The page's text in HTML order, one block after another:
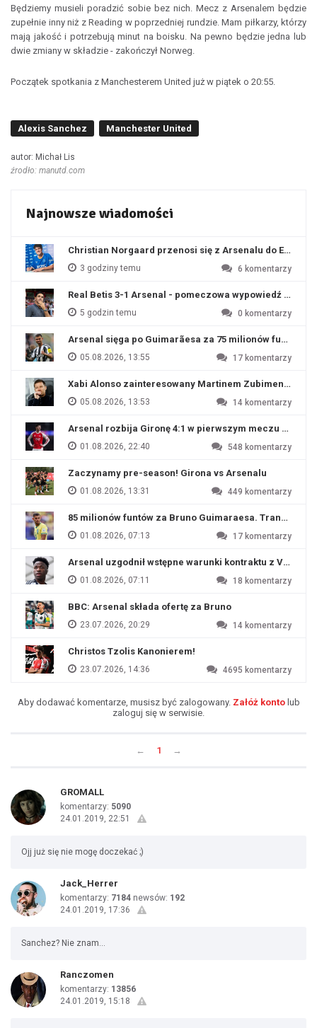
Będziemy musieli poradzić sobie bez nich. Mecz z Arsenalem będzie
zupełnie inny niż z Reading w poprzedniej rundzie. Mam piłkarzy, którzy
mają jakość i potrzebują minut na boisku. Na pewno będzie jedna lub
dwie zmiany w składzie - zakończył Norweg.
Początek spotkania z Manchesterem United już w piątek o 20:55.
Alexis Sanchez Manchester United
autor: Michał Lis
źrodło: manutd.com
Najnowsze wiadomości
Christian Norgaard przenosi się z Arsenalu do
3 godziny temu 6 komentarzy
Real Betis 3-1 Arsenal - pomeczowa wypowiedź Artety
5 godzin temu 0 komentarzy
Arsenal sięga po Guimarãesa za 75 milionów funtów
05.08.2026, 13:55 17 komentarzy
Xabi Alonso zainteresowany Martinem Zubimendim
05.08.2026, 13:53 14 komentarzy
Arsenal rozbija Gironę 4:1 w pierwszym meczu
01.08.2026, 22:40 548 komentarzy
Zaczynamy pre-season! Girona vs Arsenalu
01.08.2026, 13:31 449 komentarzy
85 milionów funtów za Bruno Guimaraesa. Transfer
01.08.2026, 07:13 17 komentarzy
Arsenal uzgodnił wstępne warunki kontraktu z
01.08.2026, 07:11 18 komentarzy
BBC: Arsenal składa ofertę za Bruno
23.07.2026, 20:29 14 komentarzy
Christos Tzolis Kanonierem!
23.07.2026, 14:36 4695 komentarzy
Aby dodawać komentarze, musisz być zalogowany. Załóż kontolub
zaloguj się w serwisie.
← 1 →
GROMALL
komentarzy: 5090
24.01.2019, 22:51
Ojj już się nie mogę doczekać ;)
Jack_Herrer
komentarzy: 7184 newsów: 192
24.01.2019, 17:36
Sanchez? Nie znam...
Ranczomen
komentarzy: 13856
24.01.2019, 15:18